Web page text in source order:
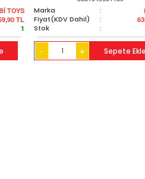
TOYS
TL
1
Marka
:
Fiyat(KDV Dahil) :
Stok :
- + Sepete Ekle